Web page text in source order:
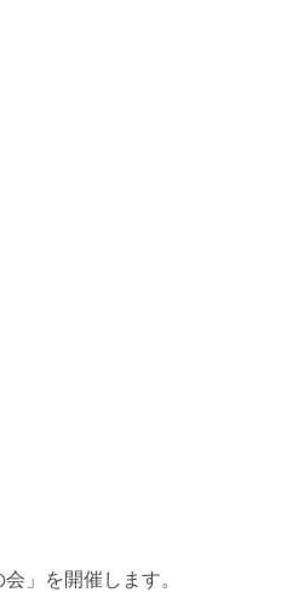
」を開催します。